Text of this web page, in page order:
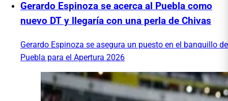
Gerardo Espinoza se acerca al Puebla como
nuevo DT y llegaría con una perla de Chivas
Gerardo Espinoza se asegura un puesto en el banquillo de
Puebla para el Apertura 2026